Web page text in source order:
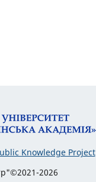
Knowledge Project
2026